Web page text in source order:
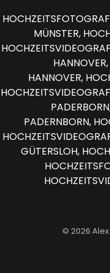
MÜNSTER,
HANNOVER,
PADERNBORN,
GÜTERSLOH,
© 2026